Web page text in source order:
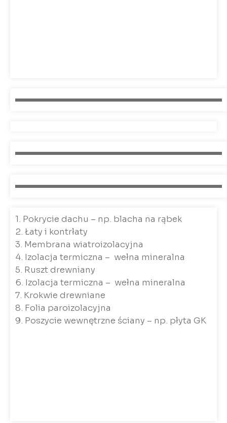
1. Pokrycie dachu – np. blacha na rąbek
2. Łaty i kontrłaty
3. Membrana wiatroizolacyjna
4. Izolacja termiczna – wełna mineralna
5. Ruszt drewniany
6. Izolacja termiczna – wełna mineralna
7. Krokwie drewniane
8. Folia paroizolacyjna
9. Poszycie wewnętrzne ściany – np. płyta GK